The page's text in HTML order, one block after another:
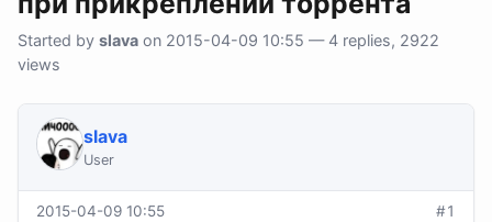
Started by slava on 2015-04-09 10:55 — 4 replies, 2922
views
slava
User
2015-04-09 10:55 #1